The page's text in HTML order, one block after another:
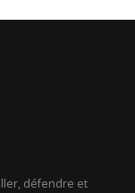
défendre et